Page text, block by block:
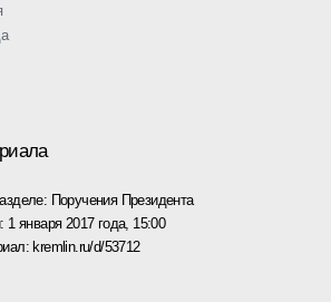
Поручения Президента
1 января 2017 года, 15:00
kremlin.ru/d/53712